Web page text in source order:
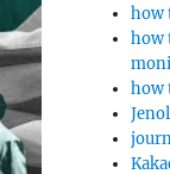
how
how
how